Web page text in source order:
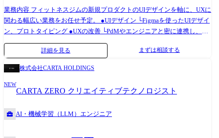
模】6名(当社チーム:2名) 【期間】6ヵ⽉〜1年 【開発⾔語】TypeScript、
JavaScript 【FW】React、Next.js、Jest、Storybook 【OS】macOS、
Windows(選択可) 【DB・ツール等】Firebase、Git、Figma、Notion、
Zoom 【クラウド(サービス郡込み)】Firebase、Vercel 【働き⽅】フルリモ
ート ◆基幹業務システムの刷新(LAMP環境→モダン化対応) 【担当⼯
程】要件定義・詳細設計・実装・テスト・運⽤/保守 【規模】8名(当社チ
Laravel、Flask、RSpec 【OS】CentOS、Windows Server 【DB・ツール
等】PostgreSQL、Redmine、GitLab、Teams 【クラウド(サービス郡込
み)】AWS(EC2、S3、Lambda、VPC)、⼀部オンプレ構成 【働き⽅】週2
出社・週3リモート(相談可)
業務内容 フィットネスジムの新規プロダクトのUIデザインを軸に、UXに
関わる幅広い業務をお任せ予定。 ●UIデザイン └Figmaを使ったUIデザイ
ン、プロトタイピング ●UXの改善 └PdMやエンジニアと密に連携し、ユ
ーザーインタビューやデータから得たインサイトを基にしたUXの改善提
案・実行 ●ユーザーリサーチ └ユーザーインタビューへの同席や、リサ
ーチ結果のデザインへの落とし込み ●デザインシステムの構築・運用 └
プロダクトの成長に合わせたデザインシステム(コンポーネント、スタイ
ルガイド等)の構築と運用
詳細を見る まずは相談する
株式会社CARTA HOLDINGS
NEW
CARTA ZERO クリエイティブテクノロジスト
AI・機械学習（LLM）エンジニア